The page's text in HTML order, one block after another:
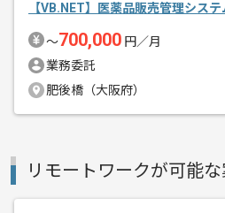
メント
【VB.NET】医薬品販売管理シス
〜700,000 円／月
業務委託
肥後橋（大阪府）
リモートワークが可能